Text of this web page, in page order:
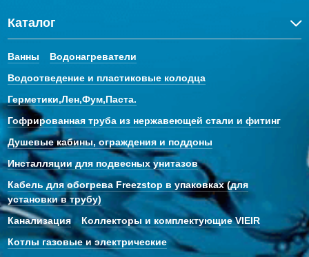
Каталог
Ванны
Водонагреватели
Водоотведение и пластиковые колодца
Герметики,Лен,Фум,Паста.
Гофрированная труба из нержавеющей стали и фитинг
Душевые кабины, ограждения и поддоны
Инсталляции для подвесных унитазов
Кабель для обогрева Freezstop в упаковках (для
установки в трубу)
Канализация
Коллекторы и комплектующие VIEIR
Котлы газовые и электрические